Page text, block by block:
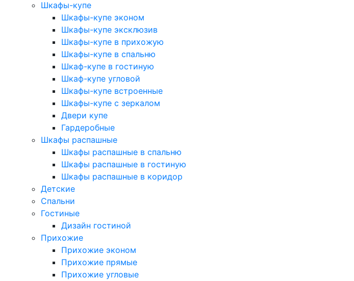
Шкафы-купе
Шкафы-купе эконом
Шкафы-купе эксклюзив
Шкафы-купе в прихожую
Шкафы-купе в спальню
Шкаф-купе в гостиную
Шкаф-купе угловой
Шкафы-купе встроенные
Шкафы-купе с зеркалом
Двери купе
Гардеробные
Шкафы распашные
Шкафы распашные в спальню
Шкафы распашные в гостиную
Шкафы распашные в коридор
Детские
Спальни
Гостиные
Дизайн гостиной
Прихожие
Прихожие эконом
Прихожие прямые
Прихожие угловые